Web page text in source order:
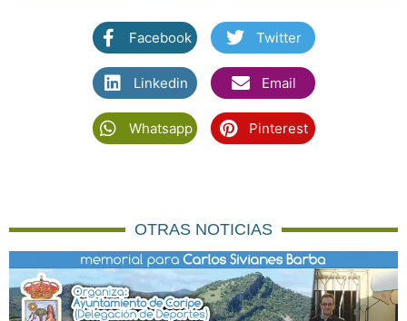
Facebook Twitter
Linkedin Email
Whatsapp Pinterest
OTRAS NOTICIAS